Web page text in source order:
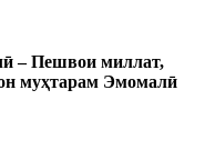
– Пешвои миллат,
муҳтарам Эмомалӣ